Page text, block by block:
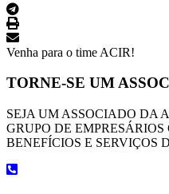
Venha para o time ACIR!
TORNE-SE UM
SEJA UM ASSOCIADO DA
GRUPO DE
BENEFÍCIOS E SERVIÇOS